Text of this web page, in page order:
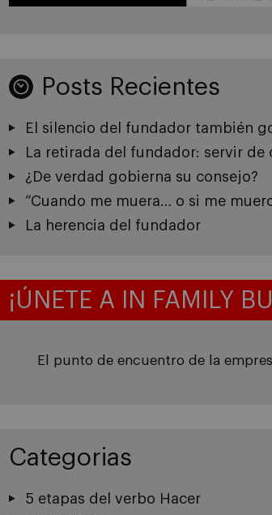
Posts Recientes
El silencio del fundador también
La retirada del fundador: servir de
¿De verdad gobierna su consejo?
“Cuando me muera… o si me
La herencia del fundador
¡ÚNETE A IN FAMILY
El punto de encuentro de la
Categorias
5 etapas del verbo Hacer